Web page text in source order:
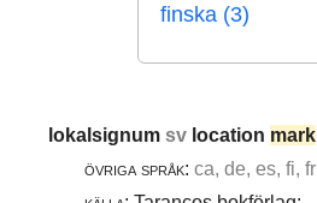
finska (3)
lokalsignumsv location mark
övriga språk: ca, de, es, fi, fr